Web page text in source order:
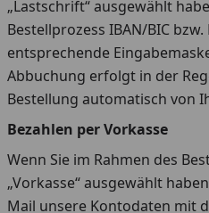
„Lastschrift“ ausgewählt
Bestellprozess IBAN/BIC
entsprechende
Abbuchung erfolgt in der
Bestellung automatisch von
Bezahlen per Vorkasse
Wenn Sie im Rahmen des
„Vorkasse“ ausgewählt
Mail unsere Kontodaten mit